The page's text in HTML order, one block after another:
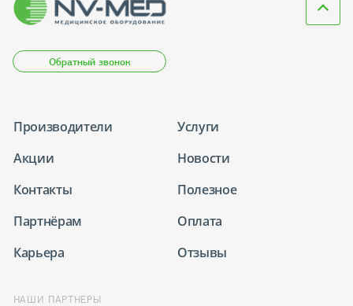
Обратный звонок
Производители
Услуги
Акции
Новости
Контакты
Полезное
Партнёрам
Оплата
Карьера
Отзывы
НАШИ ПАРТНЕРЫ